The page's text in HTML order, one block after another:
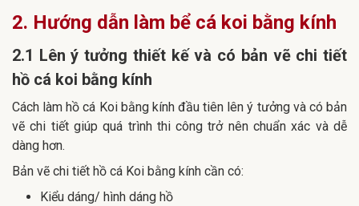
2. Hướng dẫn làm bể cá koi bằng kính
2.1 Lên ý tưởng thiết kế và có bản vẽ chi tiết
hồ cá koi bằng kính
Cách làm hồ cá Koi bằng kính đầu tiên lên ý tưởng và có bản
vẽ chi tiết giúp quá trình thi công trở nên chuẩn xác và dễ
dàng hơn.
Bản vẽ chi tiết hồ cá Koi bằng kính cần có:
Kiểu dáng/ hình dáng hồ